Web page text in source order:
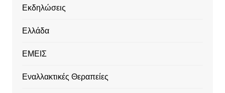
Εκδηλώσεις
Ελλάδα
ΕΜΕΙΣ
Εναλλακτικές Θεραπείες